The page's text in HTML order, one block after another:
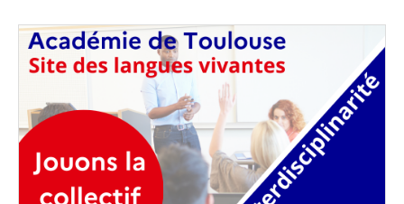
Image
de
couverture
(conseillée)